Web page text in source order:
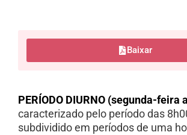
Baixar
PERÍODO DIURNO (segunda-feira
caracterizado pelo período das
subdividido em períodos de uma